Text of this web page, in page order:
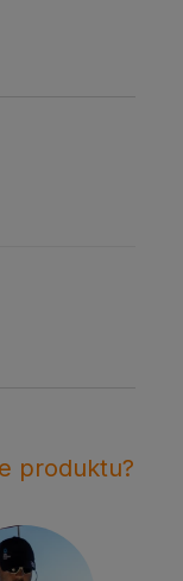
produktu?